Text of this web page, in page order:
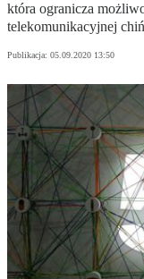
która ogranicza
telekomunikacyjnej
Publikacja: 05.09.2020 13:50